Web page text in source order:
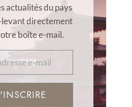
actualités du pays
levant directement
boîte e-mail.